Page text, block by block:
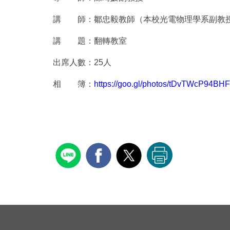
講 師：鄒忠毅教師（本校光電物理學系副教
講 題：翻轉教室
出席人數：25人
相 簿： https://goo.gl/photos/